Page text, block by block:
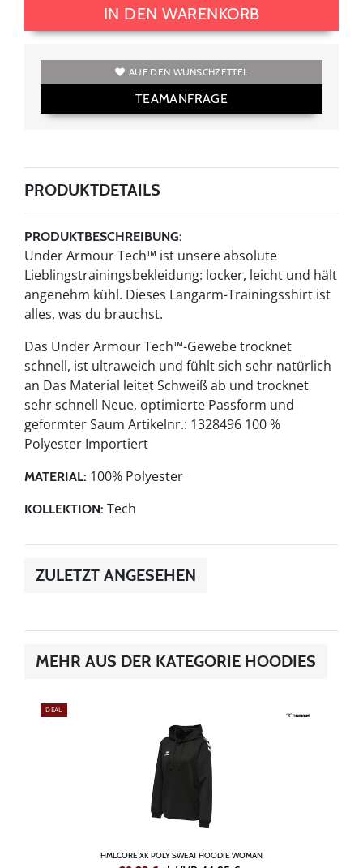
IN DEN WARENKORB
AUF DEN WUNSCHZETTEL
TEAMANFRAGE
PRODUKTDETAILS
PRODUKTBESCHREIBUNG:
Under Armour Tech™ ist unsere absolute
Lieblingstrainingsbekleidung: locker, leicht und hält
angenehm kühl. Dieses Langarm-Trainingsshirt ist
alles, was du brauchst.
Das Under Armour Tech™-Gewebe trocknet
schnell, ist ultraweich und fühlt sich sehr natürlich
an Das Material leitet Schweiß ab und trocknet
sehr schnell Neue, optimierte Passform und
geformter Saum Artikelnr.: 1328496 100 %
Polyester Importiert
MATERIAL: 100% Polyester
KOLLEKTION: Tech
ZULETZT ANGESEHEN
MEHR AUS DER KATEGORIE HOODIES
DEAL
HMLCORE XK POLY SWEAT HOODIE WOMAN